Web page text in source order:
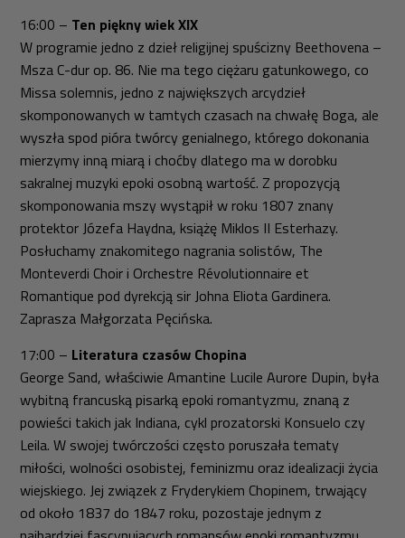
16:00 – Ten piękny wiek XIX
W programie jedno z dzieł religijnej spuścizny Beethovena –
Msza C-dur op. 86. Nie ma tego ciężaru gatunkowego, co
Missa solemnis, jedno z największych arcydzieł
skomponowanych w tamtych czasach na chwałę Boga, ale
wyszła spod pióra twórcy genialnego, którego dokonania
mierzymy inną miarą i choćby dlatego ma w dorobku
sakralnej muzyki epoki osobną wartość. Z propozycją
skomponowania mszy wystąpił w roku 1807 znany
protektor Józefa Haydna, książę Miklos II Esterhazy.
Posłuchamy znakomitego nagrania solistów, The
Monteverdi Choir i Orchestre Révolutionnaire et
Romantique pod dyrekcją sir Johna Eliota Gardinera.
Zaprasza Małgorzata Pęcińska.
17:00 – Literatura czasów Chopina
George Sand, właściwie Amantine Lucile Aurore Dupin, była
wybitną francuską pisarką epoki romantyzmu, znaną z
powieści takich jak Indiana, cykl prozatorski Konsuelo czy
Leila. W swojej twórczości często poruszała tematy
miłości, wolności osobistej, feminizmu oraz idealizacji życia
wiejskiego. Jej związek z Fryderykiem Chopinem, trwający
od około 1837 do 1847 roku, pozostaje jednym z